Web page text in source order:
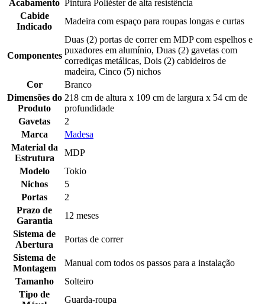
Acabamento Pintura Poliéster de alta resistência
Cabide
Indicado
Madeira com espaço para roupas longas e curtas
Componentes
Duas (2) portas de correr em MDP com espelhos e
puxadores em alumínio, Duas (2) gavetas com
corrediças metálicas, Dois (2) cabideiros de
madeira, Cinco (5) nichos
Cor
Branco
Dimensões do
Produto
218 cm de altura x 109 cm de largura x 54 cm de
profundidade
Gavetas
2
Marca
Madesa
Material da
Estrutura
MDP
Modelo
Tokio
Nichos
5
Portas
2
Prazo de
Garantia
12 meses
Sistema de
Abertura
Portas de correr
Sistema de
Montagem
Manual com todos os passos para a instalação
Tamanho
Solteiro
Tipo de
Guarda-roupa